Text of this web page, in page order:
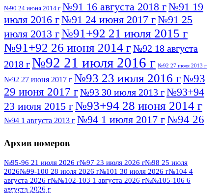
№90 24 июня 2014 г №91 16 августа 2018 г№91 19
июля 2016 г№91 24 июня 2017 г№91 25
июля 2013 г№91+92 21 июля 2015 г
№91+92 26 июня 2014 г№92 18 августа
2018 г№92 21 июля 2016 г №92 27 июля 2013 г
№92 27 июня 2017 г №93 23 июля 2016 г№93
29 июня 2017 г№93 30 июля 2013 г№93+94
23 июля 2015 г№93+94 28 июня 2014 г
№94 1 августа 2013 г №94 1 июля 2017 г№94 26
№95 7 августа 2012 г
№95 28 июля 2016 г№95+96 3 августа
2013 г№96 6 июля 2017 г№96 9 августа
2012 г №96 28 июля 2015 г
Архив номеров
№95-96 21 июля 2026 г№97 23 июля 2026 г№98 25 июля
2026№99-100 28 июля 2026 г№101 30 июля 2026 г№104 4
августа 2026 г№№102-103 1 августа 2026 г№№105-106 6
августа 2026 г
ПОСМОТРЕТЬ ВСЕ